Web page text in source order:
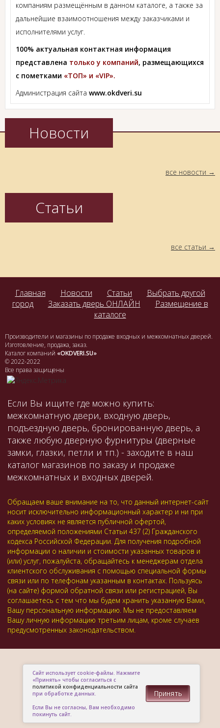
компаниям размещённым в данном каталоге, а также за
дальнейшие взаимоотношения между заказчиками и
исполнителями услуг.
100% актуальная контактная информация
представлена только у компаний, размещающихся
с пометками «ТОП» и «VIP».
Администрация сайта www.okdveri.su
Новости
все новости
Статьи
все статьи
Главная Новости Статьи
Выбрать другой
город
Заказать дверь ОНЛАЙН
Размещение в
каталоге
Производители и магазины по продаже входных и межкомнатных дверей.
Изготовление, продажа, заказ.
Каталог компаний «OKDVERI.SU»
© 2022-2022
Все права защищены
Если Вы ищите где можно купить:
межкомнатную двери, входную дверь,
подъездную дверь, бронированную дверь, а
также любую дверную фурнитуры (дверные
замки, глазки, петли и тп.) - заходите в наш
каталог магазинов по заказу и продаже
межкомнатных и входных дверей.
Обращаем ваше внимание на то, что данный интернет-сайт
носит исключительно информационный характер и ни при
каких условиях не является публичной офертой,
определяемой положениями Статьи 437 (2) Гражданского
кодекса Российской Федерации. Для получения подробной
информации о наличии и стоимости указанных товаров и
(или) услуг, пожалуйста, обращайтесь к менеджерам отдела
клиентского обслуживания с помощью специальной формы
связи или по телефонам указанным в контактах. Пользуясь
(на сайте) формой обратной связи или регистрацией, Вы
соглашаетесь с тем что мы будем хранить указанную Вами,
Вашу персональную информацию. Мы не предоставляем
Вашу личную информацию третьим лицам, кроме случаев
предусмотренных законодательством.
Сайт использует cookie-файлы. Нажмите
«Принять» чтобы согласиться с
политикой конфиденциальности сайта
при обработке данных.
Если Вы не согласны, Вам необходимо
покинуть сайт.
Принять